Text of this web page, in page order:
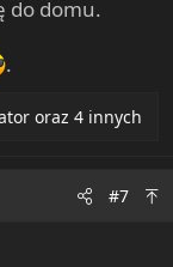
do domu.
.
oraz 4 innych
#7